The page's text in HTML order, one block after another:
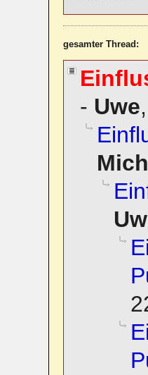
gesamter Thread:
- Uwe,